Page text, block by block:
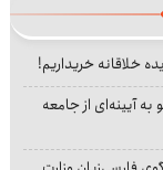
خلاقانه خریداریم!
آیینه‌ای از جامعه